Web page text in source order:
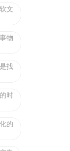
文
物
找
时
的